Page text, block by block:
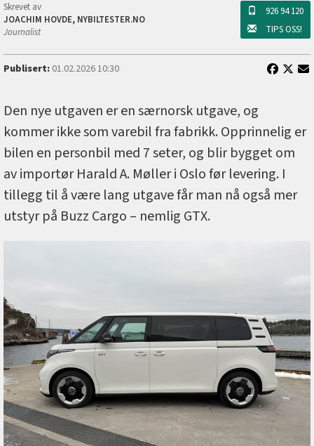
Skrevet av
JOACHIM HOVDE, NYBILTESTER.NO
Journalist
926 94 120
TIPS OSS!
Publisert:01.02.2026 10:30
Den nye utgaven er en særnorsk utgave, og
kommer ikke som varebil fra fabrikk. Opprinnelig er
bilen en personbil med 7 seter, og blir bygget om
av importør Harald A. Møller i Oslo før levering. I
tillegg til å være lang utgave får man nå også mer
utstyr på Buzz Cargo – nemlig GTX.